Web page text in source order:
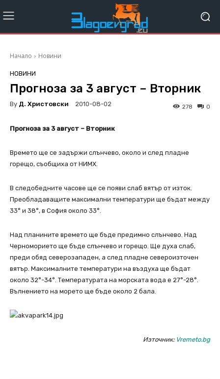
Начало Новини
НОВИНИ
Прогноза за 3 август – Вторник
By Д. Христовски 2010-08-02 0
278
Прогноза за 3 август – Вторник
Времето ще се задържи слънчево, около и след пладне
горещо, съобщиха от НИМХ.
В следобедните часове ще се появи слаб вятър от изток.
Преобладаващите максимални температури ще бъдат между
33° и 38°, в София около 33°.
Над планините времето ще бъде предимно слънчево. Над
Черноморието ще бъде слънчево и горещо. Ще духа слаб,
преди обяд северозападен, а след пладне североизточен
вятър. Максималните температури на въздуха ще бъдат
около 32°-34°. Температурата на морската вода е 27°-28°.
Вълнението на морето ще бъде около 2 бала.
Източник: Vremeto.bg